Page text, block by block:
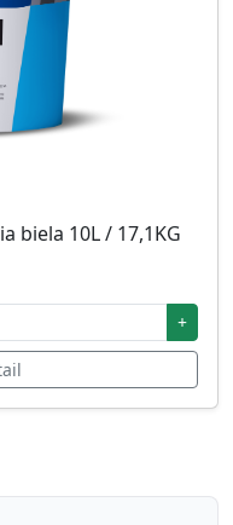
biela 10L / 17,1KG
+